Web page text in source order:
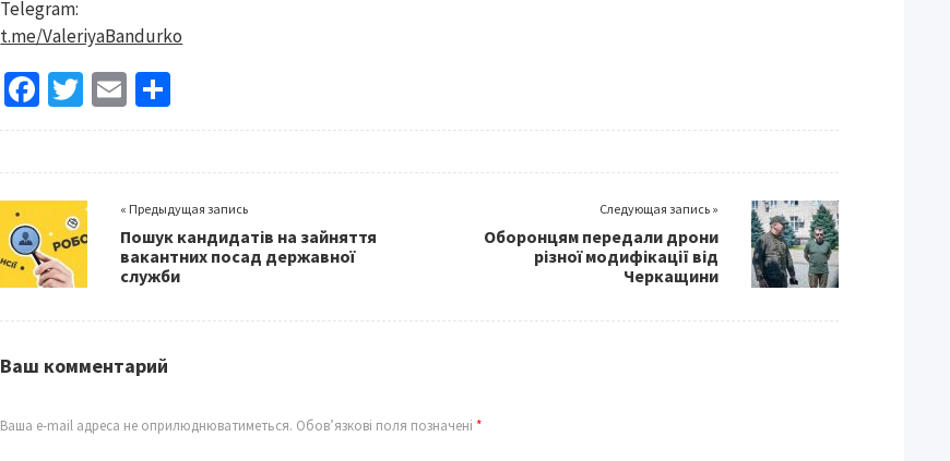
Telegram:
t.me/ValeriyaBandurko
Fa
ce
o
o
k
T
wi
er
E
m
l
h
« Предыдущая запись
Пошук кандидатів на зайняття
вакантних посад державної
служби
Следующая запись »
Оборонцям передали дрони
різної модифікації від
Черкащини
Ваш комментарий
Ваша e-mail адреса не оприлюднюватиметься. Обов’язкові поля позначені*